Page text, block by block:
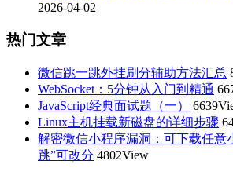
2026-04-02
热门文章
微信跳一跳外挂刷分辅助方法汇总
WebSocket：5分钟从入门到精通
JavaScript经典面试题（一）
Linux主机挂载新磁盘的详细步骤
解密微信小程序漏洞：可下载任意
跳”可改分 4802View